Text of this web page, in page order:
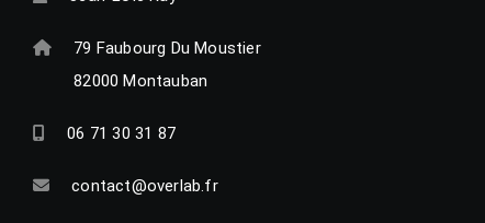
79 Faubourg Du Moustier
82000 Montauban
06 71 30 31 87
contact@overlab.fr